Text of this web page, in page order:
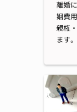
離婚
姻費
親権
ます。